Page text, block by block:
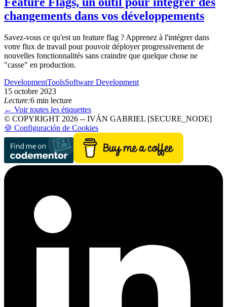
changements dans vos développements
Savez-vous ce qu'est un feature flag ? Apprenez à l'intégrer dans
votre flux de travail pour pouvoir déployer progressivement de
nouvelles fonctionnalités sans craindre que quelque chose ne
"casse" en production.
DevelopmentToolsSoftware Development
15 octobre 2023
Lecture:6 min lecture
← Voir toutes les étiquettes
© COPYRIGHT 2026 -- IVÁN GABRIEL [SECURE_NODE]
🍪 Configuración de Cookies